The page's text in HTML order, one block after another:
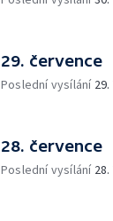
29. července
Poslední vysílání
28. července
Poslední vysílání